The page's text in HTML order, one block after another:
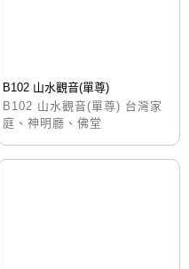
B102 山水觀音(單尊)
B102 山水觀音(單尊) 台灣家
庭、神明廳、佛堂